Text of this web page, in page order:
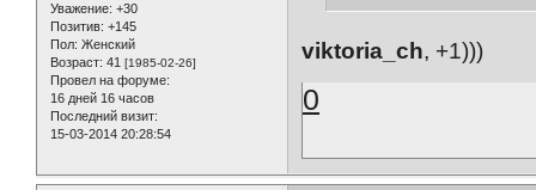
Уважение: +30
Позитив: +145
Пол: Женский
Возраст: 41 [1985-02-26]
Провел на форуме:
16 дней 16 часов
Последний визит:
15-03-2014 20:28:54
viktoria_ch, +1)))
0